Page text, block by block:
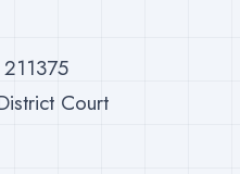
Court